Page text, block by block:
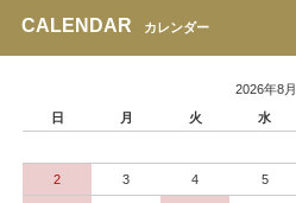
CALENDAR カレンダー
2026年8月
日
月 火 水
2 3 4 5